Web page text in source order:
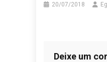
20/07/2018
Deixe um